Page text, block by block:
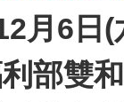
6日(
部雙